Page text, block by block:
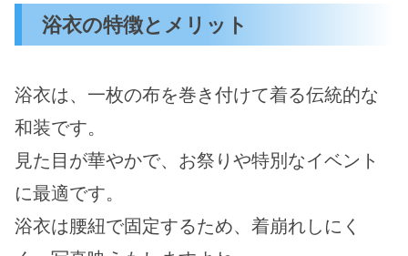
浴衣の特徴とメリット
浴衣は、一枚の布を巻き付けて着る伝統的な
和装です。
見た目が華やかで、お祭りや特別なイベント
に最適です。
浴衣は腰紐で固定するため、着崩れしにく